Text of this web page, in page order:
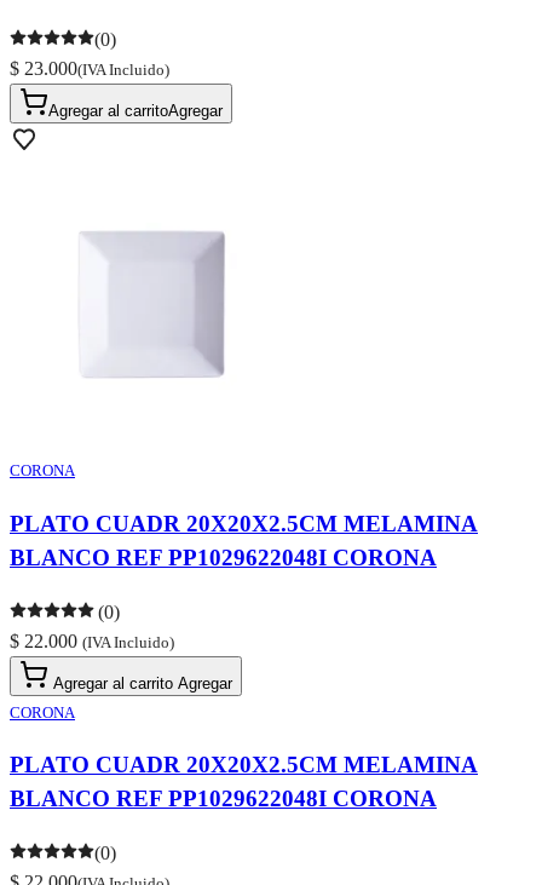
(0)
$ 23.000(IVA Incluido)
Agregar al carritoAgregar
CORONA
PLATO CUADR 20X20X2.5CM MELAMINA
BLANCO REF PP1029622048I CORONA
(0)
$ 22.000 (IVA Incluido)
Agregar al carrito Agregar
CORONA
PLATO CUADR 20X20X2.5CM MELAMINA
BLANCO REF PP1029622048I CORONA
(0)